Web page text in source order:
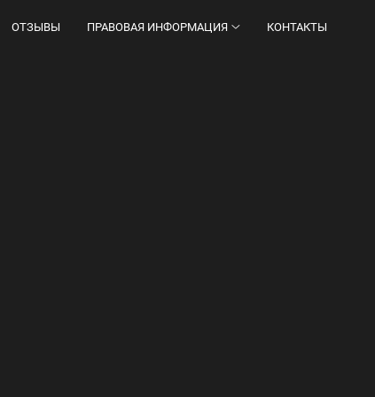
ОТЗЫВЫ ПРАВОВАЯ ИНФОРМАЦИЯ КОНТАКТЫ